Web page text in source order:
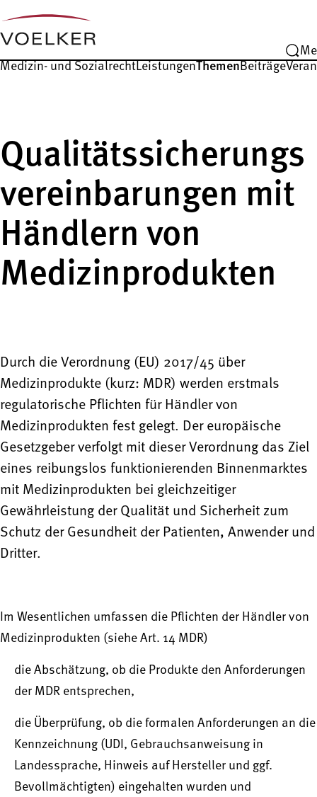
Medizin- und SozialrechtLeistungenThemenBeiträge
Qualitätssicherungs
vereinbarungen mit
Händlern von
Medizinprodukten
Durch die Verordnung (EU) 2017/45 über
Medizinprodukte (kurz: MDR) werden erstmals
regulatorische Pflichten für Händler von
Medizinprodukten fest gelegt. Der europäische
Gesetzgeber verfolgt mit dieser Verordnung das Ziel
eines reibungslos funktionierenden Binnenmarktes
mit Medizinprodukten bei gleichzeitiger
Gewährleistung der Qualität und Sicherheit zum
Schutz der Gesundheit der Patienten, Anwender und
Dritter.
Im Wesentlichen umfassen die Pflichten der Händler von
Medizinprodukten (siehe Art. 14 MDR)
die Abschätzung, ob die Produkte den Anforderungen
der MDR entsprechen,
die Überprüfung, ob die formalen Anforderungen an die
Kennzeichnung (UDI, Gebrauchsanweisung in
Landessprache, Hinweis auf Hersteller und ggf.
Bevollmächtigten) eingehalten wurden und